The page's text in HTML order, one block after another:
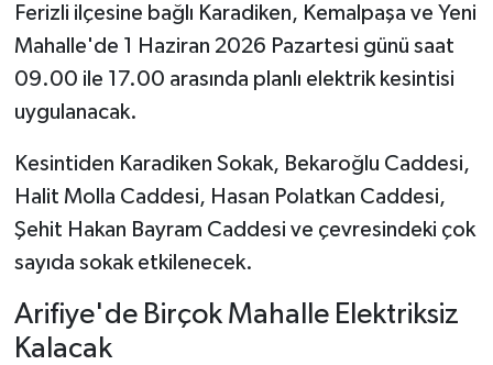
Ferizli ilçesine bağlı Karadiken, Kemalpaşa ve Yeni
Mahalle'de 1 Haziran 2026 Pazartesi günü saat
09.00 ile 17.00 arasında planlı elektrik kesintisi
uygulanacak.
Kesintiden Karadiken Sokak, Bekaroğlu Caddesi,
Halit Molla Caddesi, Hasan Polatkan Caddesi,
Şehit Hakan Bayram Caddesi ve çevresindeki çok
sayıda sokak etkilenecek.
Arifiye'de Birçok Mahalle Elektriksiz
Kalacak